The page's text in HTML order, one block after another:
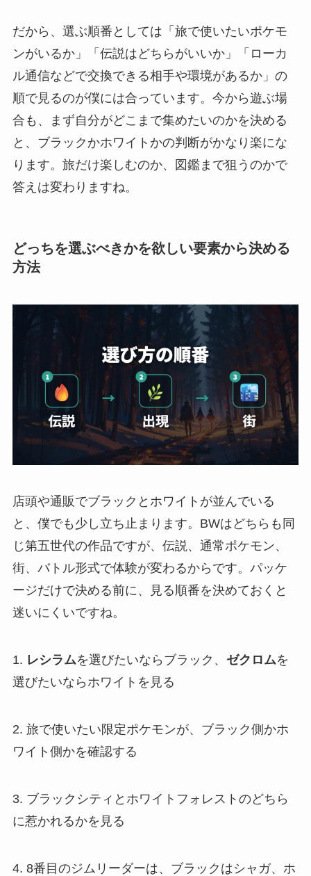
だから、選ぶ順番としては「旅で使いたいポケモ
ンがいるか」「伝説はどちらがいいか」「ローカ
ル通信などで交換できる相手や環境があるか」の
順で見るのが僕には合っています。今から遊ぶ場
合も、まず自分がどこまで集めたいのかを決める
と、ブラックかホワイトかの判断がかなり楽にな
ります。旅だけ楽しむのか、図鑑まで狙うのかで
答えは変わりますね。
どっちを選ぶべきかを欲しい要素から決める
方法
店頭や通販でブラックとホワイトが並んでいる
と、僕でも少し立ち止まります。BWはどちらも同
じ第五世代の作品ですが、伝説、通常ポケモン、
街、バトル形式で体験が変わるからです。パッケ
ージだけで決める前に、見る順番を決めておくと
迷いにくいですね。
1. レシラムを選びたいならブラック、 ゼクロムを
選びたいならホワイトを見る
2. 旅で使いたい限定ポケモンが、ブラック側かホ
ワイト側かを確認する
3. ブラックシティとホワイトフォレストのどちら
に惹かれるかを見る
4. 8番目のジムリーダーは、ブラックはシャガ、ホ